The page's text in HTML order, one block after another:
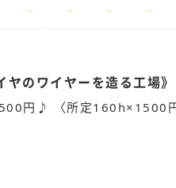
のワイヤーを造る工場
円♪ 〈所定160h×1500